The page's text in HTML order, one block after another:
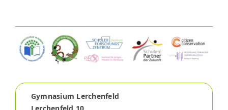
Gymnasium Lerchenfeld
Lerchenfeld 10